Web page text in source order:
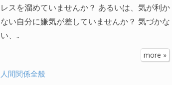
レスを溜めていませんか？ あるいは、気が利か
ない自分に嫌気が差していませんか？ 気づかな
い、..
more »
人間関係全般